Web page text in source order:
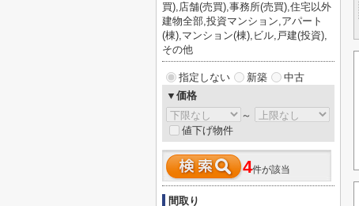
買),店舗(売買),事務所(売買),住宅以外
建物全部,投資マンション,アパート
(棟),マンション(棟),ビル,戸建(投資),
その他
指定しない 新築
中古
▼価格
～
値下げ物件
4件が該当
間取り